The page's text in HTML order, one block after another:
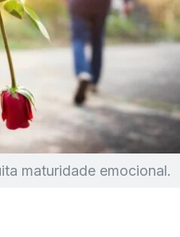
maturidade emocional.